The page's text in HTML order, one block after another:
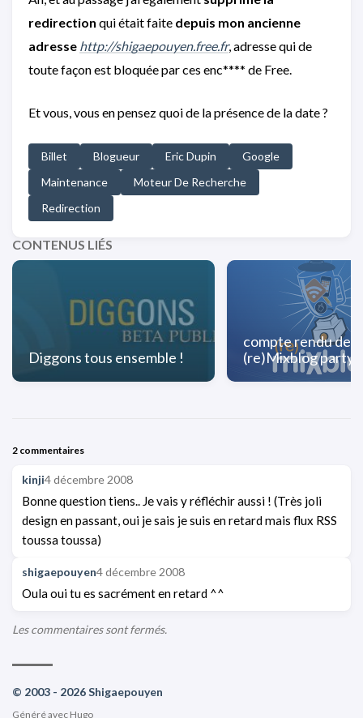
redirection qui était faite depuis mon ancienne
adresse http://shigaepouyen.free.fr, adresse qui de
toute façon est bloquée par ces enc**** de Free.
Et vous, vous en pensez quoi de la présence de la date ?
Billet Blogueur Eric Dupin
Google
Maintenance
Moteur De Recherche
Redirection
CONTENUS LIÉS
Diggons tous ensemble !
compte rendu de la
(re)Mixblog party
2 commentaires
kinji4 décembre 2008
Bonne question tiens.. Je vais y réfléchir aussi ! (Très joli
design en passant, oui je sais je suis en retard mais flux RSS
toussa toussa)
shigaepouyen4 décembre 2008
Oula oui tu es sacrément en retard ^^
Les commentaires sont fermés.
© 2003 - 2026 Shigaepouyen
Généré avec Hugo